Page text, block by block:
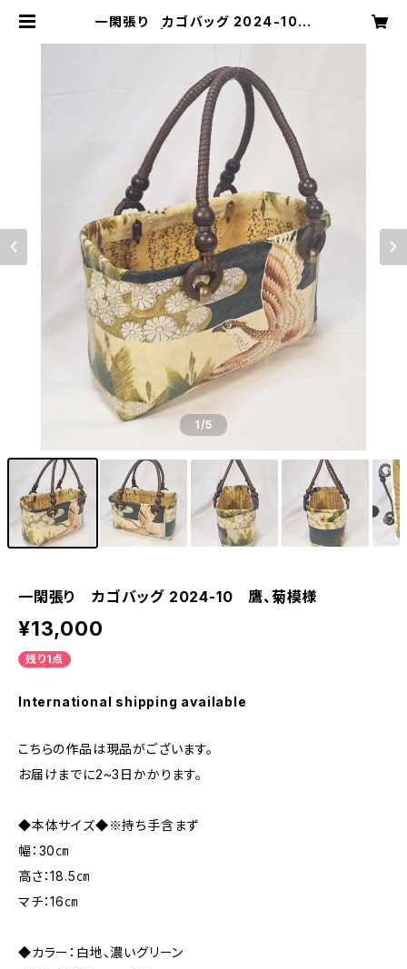
一閑張り カゴバッグ 2024-10
1/5
一閑張り カゴバッグ 2024-10 鷹、菊模様
¥13,000
残り1点
International shipping available
こちらの作品は現品がございます。
お届けまでに2~3日かかります。
◆本体サイズ◆※持ち手含まず
幅：30㎝
高さ：18.5㎝
マチ：16㎝
◆カラー：白地、濃いグリーン